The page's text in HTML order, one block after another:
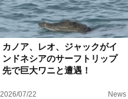
カノア、レオ、ジャックがイ
ンドネシアのサーフトリップ
先で巨大ワニと遭遇！
2026/07/22 News